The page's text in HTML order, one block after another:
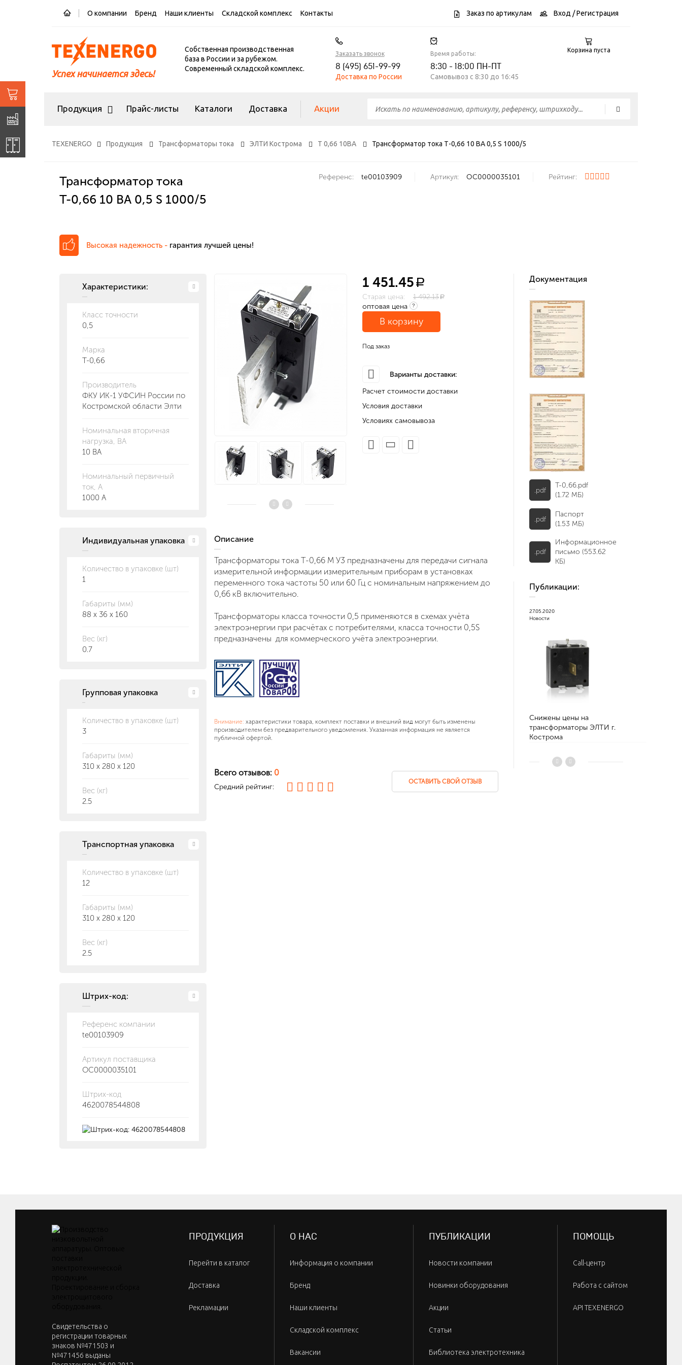
О компании Бренд Наши клиенты Складской комплекс Контакты Заказ по артикулам Вход / Регистрация
Успех начинается здесь!
Собственная производственная
база в России и за рубежом.
Современный складской комплекс.
Заказать звонок
8 (495) 651-99-99
Доставка по России
Время работы:
8:30 - 18:00 ПН-ПТ
Самовывоз c 8:30 до 16:45
Корзина пуста
Продукция Прайс-листы Каталоги Доставка Акции
TEXENERGO Продукция Трансформаторы тока ЭЛТИ Кострома Т 0,66 10ВА Трансформатор тока Т-0,66 10 ВА 0,5 S 1000/5
Трансформатор тока
Т-0,66 10 ВА 0,5 S 1000/5
Референс: te00103909 Артикул: ОС0000035101 Рейтинг:
Высокая надежность - гарантия лучшей цены!
Характеристики:
Класс точности
0,5
Марка
Т-0,66
Производитель
ФКУ ИК-1 УФСИН России по
Костромской области Элти
Номинальная вторичная
нагрузка, ВА
10 ВА
Номинальный первичный
ток, А
1000 А
Индивидуальная упаковка
Количество в упаковке (шт)
1
Габариты (мм)
88 x 36 x 160
Вес (кг)
0.7
Групповая упаковка
Количество в упаковке (шт)
3
Габариты (мм)
310 x 280 x 120
Вес (кг)
2.5
Транспортная упаковка
Количество в упаковке (шт)
12
Габариты (мм)
310 x 280 x 120
Вес (кг)
2.5
Штрих-код:
Референс компании
te00103909
Артикул поставщика
ОС0000035101
Штрих-код
4620078544808
1 451.45 a
Старая цена: 1 492.13 a
оптовая цена ?
В корзину
Под заказ
Варианты доставки:
Расчет стоимости доставки
Условия доставки
Условиях самовывоза
Описание
Трансформаторы тока Т-0,66 М У3 предназначены для передачи сигнала
измерительной информации измерительным приборам в установках
переменного тока частоты 50 или 60 Гц с номинальным напряжением до
0,66 кВ включительно.
Трансформаторы класса точности 0,5 применяются в схемах учёта
электроэнергии при расчётах с потребителями, класса точности 0,5S
предназначены для коммерческого учёта электроэнергии.
Внимание: характеристики товара, комплект поставки и внешний вид могут быть изменены
производителем без предварительного уведомления. Указанная информация не является
публичной офертой.
Всего отзывов: 0
Средний рейтинг:
ОСТАВИТЬ СВОЙ ОТЗЫВ
Документация
.pdf
Т-0,66.pdf
(1.72 МБ)
.pdf
Паспорт
(1.53 МБ)
.pdf
Информационное
письмо (553.62
КБ)
Публикации:
27.05.2020
Новости
Снижены цены на
трансформаторы ЭЛТИ г.
Кострома
Cвидетельства о
регистрации товарных
знаков №471503 и
№471456 выданы
ПРОДУКЦИЯ
Перейти в каталог
Доставка
Рекламации
О НАС
Информация о компании
Бренд
Наши клиенты
Складской комплекс
Вакансии
ПУБЛИКАЦИИ
Новости компании
Новинки оборудования
Акции
Статьи
Библиотека электротехника
ПОМОЩЬ
Call-центр
Работа с сайтом
API TEXENERGO